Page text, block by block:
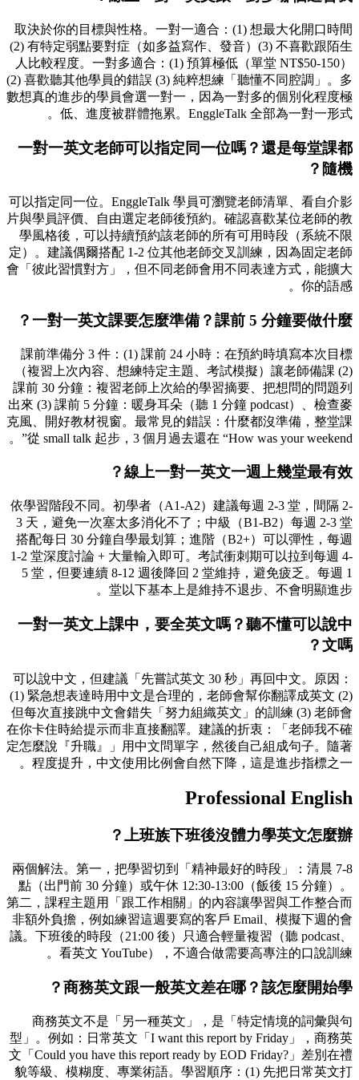
取決於你的目標與性格。一對一適合：(1) 想最大化開口時間
(2) 有特定弱點要對症（如多益寫作、發音）(3) 不喜歡跟陌生
人比較程度。一對多適合：(1) 預算極低（單堂 NT$50-150）
(2) 喜歡聽其他學員的錯誤 (3) 純粹想練「聽懂不同腔調」。多
數想真的進步的學員會選一對一，因為一對多的個別化程度極
低、進度被群體拖累。EnggleTalk 全部為一對一形式。
一對一英文老師可以指定同一位嗎？還是每堂課都
隨機？
可以指定同一位。EnggleTalk 學員可瀏覽老師清單、看自介影
片與學員評價、自由選定老師後預約。確認喜歡某位老師的教
學風格後，可以持續預約該老師的所有可用時段（系統不限
定）。建議偶爾搭配 1-2 位其他老師交叉訓練，因為固定老師
會「彼此習慣對方」，但不同老師會用不同表達方式，能擴大
你的語感。
一對一英文課要怎麼準備？課前 5 分鐘要做什麼？
課前準備分 3 件：(1) 課前 24 小時：在預約時填寫本次目標
（複習上次內容、想練特定主題、考試模擬）讓老師備課 (2)
課前 30 分鐘：複習老師上次給的學習摘要、把想問的問題列
出來 (3) 課前 5 分鐘：暖身耳朵（聽 1 分鐘 podcast）、檢查麥
克風、開好教材視窗。最常見的錯誤：什麼都沒準備，整堂課
從 small talk 起步，3 個月過去還在 “How was your weekend”。
線上一對一英文一週上幾堂最有效？
依學習階段不同。初學者（A1-A2）建議每週 2-3 堂，間隔 2-
3 天，避免一次塞太多消化不了；中級（B1-B2）每週 2-3 堂
搭配每日 30 分鐘自學最划算；進階（B2+）可以彈性，每週
1-2 堂深度討論 + 大量輸入即可。考試衝刺期可以拉到每週 4-
5 堂，但要連續 8-12 週後降回 2 堂維持，避免疲乏。每週 1
堂以下基本上是維持不退步、不會明顯進步。
一對一英文上課中，要全英文嗎？聽不懂可以說中
文嗎？
可以說中文，但建議「先嘗試英文 30 秒」再回中文。原因：
(1) 緊急想表達時用中文是合理的，老師會幫你翻譯成英文 (2)
但每次直接跳中文會錯失「努力組織英文」的訓練 (3) 老師會
在你卡住時給提示而非直接翻譯。建議的折衷：「老師我不確
定怎麼說『升職』」用中文問單字，然後自己組成句子。隨著
程度提升，中文使用比例會自然下降，這是進步指標之一。
Professional English
上班族下班後沒體力學英文怎麼辦？
兩個解法。第一，把學習切到「精神最好的時段」：清晨 7-8
點（出門前 30 分鐘）或午休 12:30-13:00（飯後 15 分鐘）。
第二，課程主題用「跟工作相關」的內容讓學習與工作整合而
非額外負擔，例如練習這週要寫的客戶 Email、模擬下週的會
議。下班後的時段（21:00 後）只適合輕量複習（聽 podcast、
看英文 YouTube），不適合做需要高專注的口說訓練。
商務英文跟一般英文差在哪？該怎麼開始學？
商務英文不是「另一種英文」，是「特定情境的詞彙與句
型」。例如：日常英文「I want this report by Friday」，商務英
文「Could you have this report ready by EOD Friday?」差別在禮
貌等級、模糊度、專業術語。學習順序：(1) 先把日常英文打